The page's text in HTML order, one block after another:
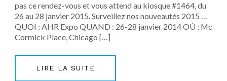
pas ce rendez-vous et vous attend au kiosque #1464, du
26 au 28 janvier 2015. Surveillez nos nouveautés 2015 …
QUOI : AHR Expo QUAND : 26-28 janvier 2014 OÙ : Mc
Cormick Place, Chicago […]
LIRE LA SUITE